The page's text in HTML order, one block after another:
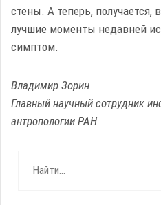
стены. А теперь,
лучшие моменты недавней
симптом.
Владимир Зорин
Главный научный сотрудник
антропологии РАН